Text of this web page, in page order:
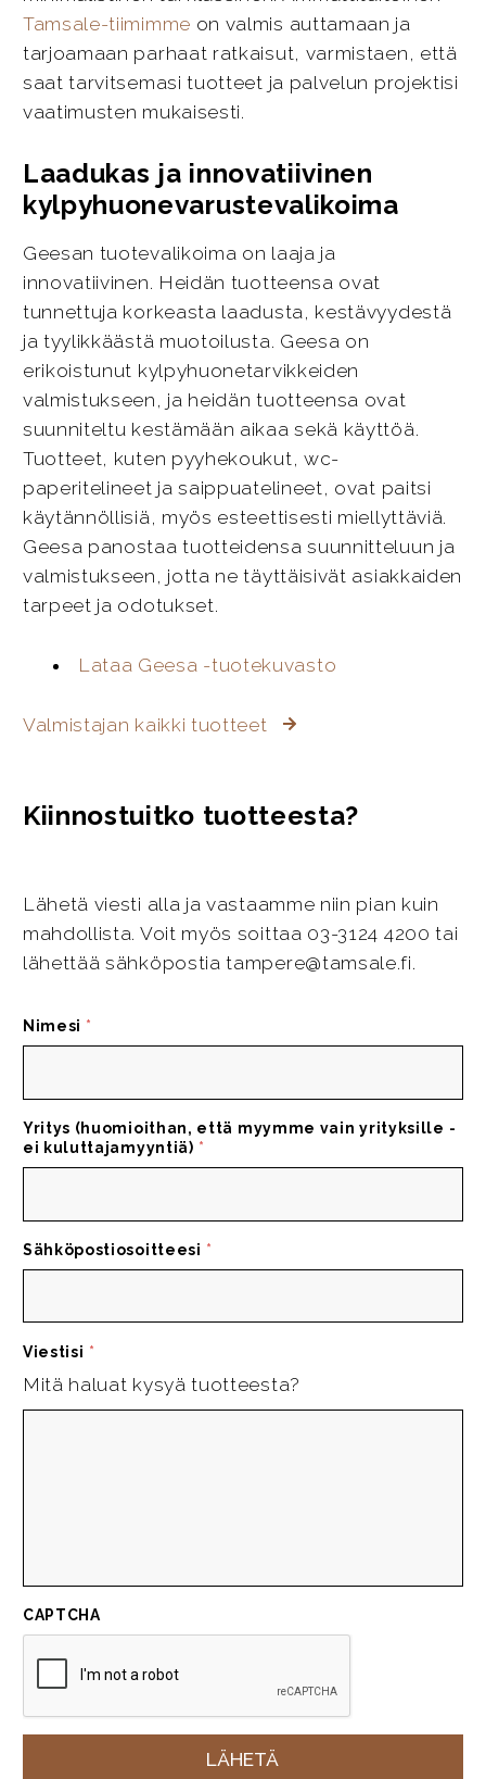
Tamsale-tiimimme on valmis auttamaan ja
tarjoamaan parhaat ratkaisut, varmistaen, että
saat tarvitsemasi tuotteet ja palvelun projektisi
vaatimusten mukaisesti.
Laadukas ja innovatiivinen
kylpyhuonevarustevalikoima
Geesan tuotevalikoima on laaja ja
innovatiivinen. Heidän tuotteensa ovat
tunnettuja korkeasta laadusta, kestävyydestä
ja tyylikkäästä muotoilusta. Geesa on
erikoistunut kylpyhuonetarvikkeiden
valmistukseen, ja heidän tuotteensa ovat
suunniteltu kestämään aikaa sekä käyttöä.
Tuotteet, kuten pyyhekoukut, wc-
paperitelineet ja saippuatelineet, ovat paitsi
käytännöllisiä, myös esteettisesti miellyttäviä.
Geesa panostaa tuotteidensa suunnitteluun ja
valmistukseen, jotta ne täyttäisivät asiakkaiden
tarpeet ja odotukset.
Lataa Geesa -tuotekuvasto
Valmistajan kaikki tuotteet
Kiinnostuitko tuotteesta?
Lähetä viesti alla ja vastaamme niin pian kuin
mahdollista. Voit myös soittaa 03-3124 4200 tai
lähettää sähköpostia tampere@tamsale.fi.
Nimesi *
Yritys (huomioithan, että myymme vain yrityksille -
ei kuluttajamyyntiä) *
Sähköpostiosoitteesi *
Viestisi *
Mitä haluat kysyä tuotteesta?
CAPTCHA